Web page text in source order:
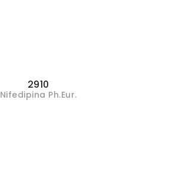
2910
Nifedipina Ph.Eur.